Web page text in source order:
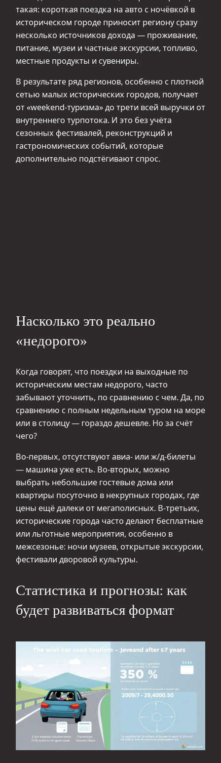
такая: короткая поездка на авто с ночёвкой в
историческом городе приносит региону сразу
несколько источников дохода — проживание,
питание, музеи и частные экскурсии, топливо,
местные продукты и сувениры.
В результате ряд регионов, особенно с плотной
сетью малых исторических городов, получает
от «weekend‑туризма» до трети всей выручки от
внутреннего турпотока. И это без учёта
сезонных фестивалей, реконструкций и
гастрономических событий, которые
дополнительно подстёгивают спрос.
Насколько это реально
«недорого»
Когда говорят, что поездки на выходные по
историческим местам недорого, часто
забывают уточнить, по сравнению с чем. Да, по
сравнению с полным недельным туром на море
или в столицу — гораздо дешевле. Но за счёт
чего?
Во‑первых, отсутствуют авиа- или ж/д‑билеты
— машина уже есть. Во‑вторых, можно
выбрать небольшие гостевые дома или
квартиры посуточно в некрупных городах, где
цены ещё далеки от мегаполисных. В‑третьих,
исторические города часто делают бесплатные
или льготные мероприятия, особенно в
межсезонье: ночи музеев, открытые экскурсии,
фестивали дворовой культуры.
Статистика и прогнозы: как
будет развиваться формат